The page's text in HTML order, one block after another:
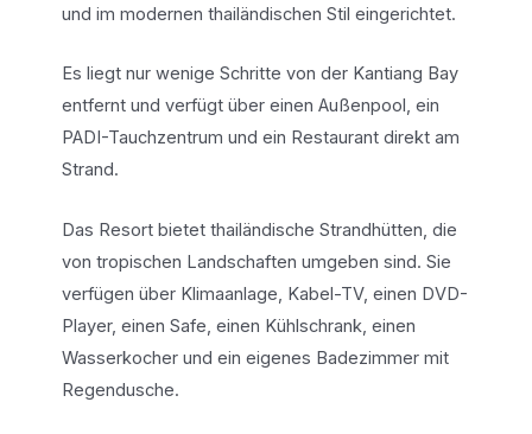
und im modernen thailändischen Stil eingerichtet.
Es liegt nur wenige Schritte von der Kantiang Bay
entfernt und verfügt über einen Außenpool, ein
PADI-Tauchzentrum und ein Restaurant direkt am
Strand.
Das Resort bietet thailändische Strandhütten, die
von tropischen Landschaften umgeben sind. Sie
verfügen über Klimaanlage, Kabel-TV, einen DVD-
Player, einen Safe, einen Kühlschrank, einen
Wasserkocher und ein eigenes Badezimmer mit
Regendusche.